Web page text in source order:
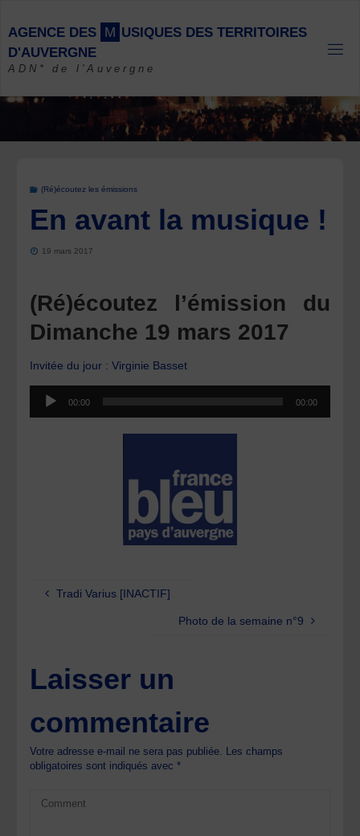
content
AGENCE DES M USIQUES DES TERRITOIRES
D'AUVERGNE
ADN* de l'Auvergne
(Ré)écoutez les émissions
En avant la musique !
19 mars 2017
(Ré)écoutez l’émission du
Dimanche 19 mars 2017
Invitée du jour : Virginie Basset
Lecteur
audio
00:00 00:00
Tradi Varius [INACTIF]
Photo de la semaine n°9
Laisser un
commentaire
Votre adresse e-mail ne sera pas publiée. Les champs
obligatoires sont indiqués avec*